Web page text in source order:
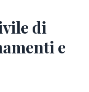
di
e